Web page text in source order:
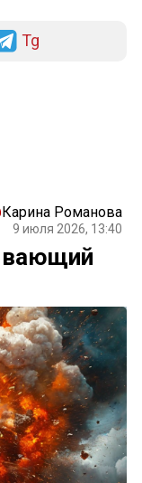
Tg
Карина Романова
9 июля 2026, 13:40